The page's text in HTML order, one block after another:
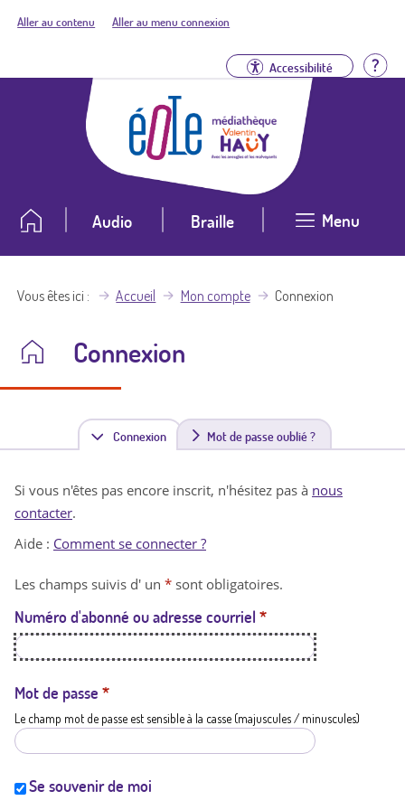
Aller au contenu Aller au menu connexion
Accessibilité
Audio Braille Menu
Vous êtes ici Accueil Mon compte Connexion
Connexion
Connexion(
n
t
a
t
i
Mot de passe oublié ?
Si vous n'êtes pas encore inscrit, n'hésitez pas à nous
contacter.
Aide : Comment se connecter ?
Les champs suivis d' un * sont obligatoires.
Numéro d'abonné ou adresse courriel *
Mot de passe *
Le champ mot de passe est sensible à la casse (majuscules / minuscules)
Se souvenir de moi